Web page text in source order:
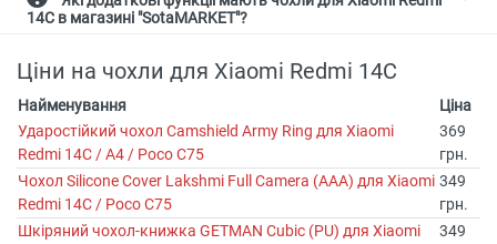
14C в магазині "SotaMARKET"?
Ціни на чохли для Xiaomi Redmi 14C
Найменування
Ціна
Ударостійкий чохол Camshield Army Ring для Xiaomi
Redmi 14C / A4 / Poco C75
369
грн.
Чохол Silicone Cover Lakshmi Full Camera (AAA) для Xiaomi
Redmi 14C / Poco C75
349
грн.
Шкіряний чохол-книжка GETMAN Cubic (PU) для Xiaomi
349